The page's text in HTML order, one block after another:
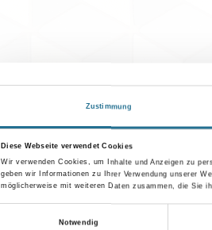
Zustimmung
Diese Webseite verwendet Cookies
Wir verwenden Cookies, um Inhalte und Anzeigen zu
geben wir Informationen zu Ihrer Verwendung unserer
möglicherweise mit weiteren Daten zusammen, die Sie
Notwendig